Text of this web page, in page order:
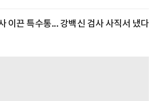
이끈 특수통... 강백신 검사 사직서 냈다